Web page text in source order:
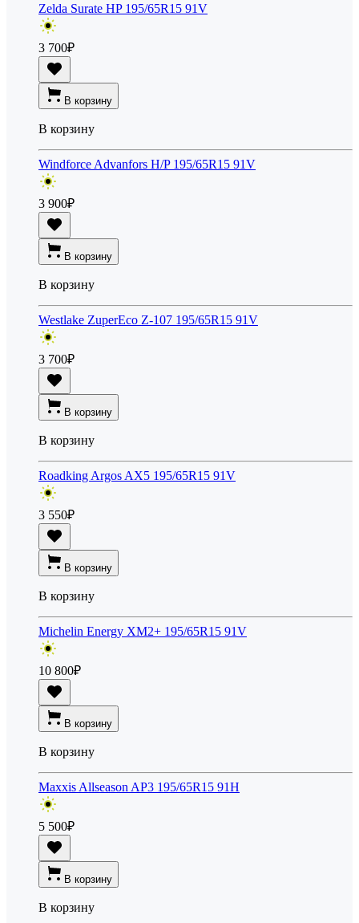
Zelda Surate HP 195/65R15 91V
3 700₽
В корзину
В корзину
Windforce Advanfors H/P 195/65R15 91V
3 900₽
В корзину
В корзину
Westlake ZuperEco Z-107 195/65R15 91V
3 700₽
В корзину
В корзину
Roadking Argos AX5 195/65R15 91V
3 550₽
В корзину
В корзину
Michelin Energy XM2+ 195/65R15 91V
10 800₽
В корзину
В корзину
Maxxis Allseason AP3 195/65R15 91H
5 500₽
В корзину
В корзину